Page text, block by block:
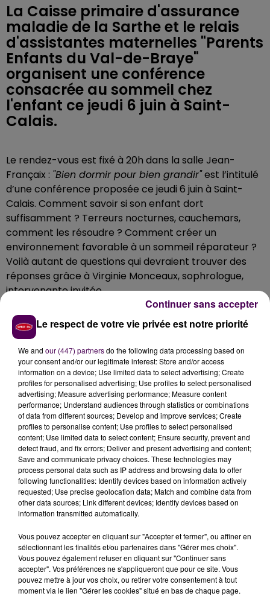
La Caisse primaire d'assurance
maladie de la Sarthe et le relais
d'assistantes maternelles "Parents
Enfants du Val-de-Braye"
organisent une conférence
consacrée au sommeil chez
l'enfant ce jeudi 6 juin à Saint-
Calais.
Le rendez-vous est fixé à 20h dans la salle Jean-
Françaix : "Bien dormir pour bien grandir"est l’intitulé
d’une conférence proposée ce jeudi 6 juin à Saint-
Calais. Comment savoir si son enfant dort
suffisamment ? Terreurs nocturnes, cauchemars,
comment les résoudre ? Comment créer un
environnement favorable à un sommeil réparateur ?
Voilà autant de questions qui devraient trouver des
réponses grâce à Virginie Monceaux, sophrologue,
intervenante invitée.
Gratuit mais sur réservation
"Un sommeil de qualité favorise le développement
de l’enfant et l’aide dans ses apprentissages. À
l’inverse, ne pas dormir suffisamment peut nuire à sa
santé, en plus d’affecter sa mémoire, son
raisonnement logique, son comportement et sa
capacité à contrôler ses émotions. Le sommeil est
donc essentiel pour rester en bonne santé, surtout
chez l’enfant"argumente la CPAM de la Sarthe qui
invite à composer le 02 43 35 11 03 pour assister -
gratuitement- aux échanges.
Le respect de votre vie privée est notre priorité
We and our (447) partnersdo the following data processing based on
your consent and/or our legitimate interest: Store and/or access
information on a device; Use limited data to select advertising; Create
profiles for personalised advertising; Use profiles to select personalised
advertising; Measure advertising performance; Measure content
performance; Understand audiences through statistics or combinations
of data from different sources; Develop and improve services; Create
profiles to personalise content; Use profiles to select personalised
content; Use limited data to select content; Ensure security, prevent and
detect fraud, and fix errors; Deliver and present advertising and content;
Save and communicate privacy choices. These technologies may
process personal data such as IP address and browsing data to offer
following functionalities: Identify devices based on information actively
requested; Use precise geolocation data; Match and combine data from
other data sources; Link different devices; Identify devices based on
information transmitted automatically.
Vous pouvez accepter en cliquant sur "Accepter et fermer", ou affiner en
sélectionnant les finalités et/ou partenaires dans "Gérer mes choix".
Vous pouvez également refuser en cliquant sur "Continuer sans
accepter". Vos préférences ne s'appliqueront que pour ce site. Vous
pouvez mettre à jour vos choix, ou retirer votre consentement à tout
moment via le lien "Gérer les cookies" situé en bas de chaque page.
Continuer sans accepter